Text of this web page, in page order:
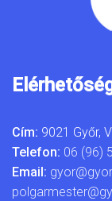
Cím: 9021 Győr,
Telefon: 06 (96)
Email: